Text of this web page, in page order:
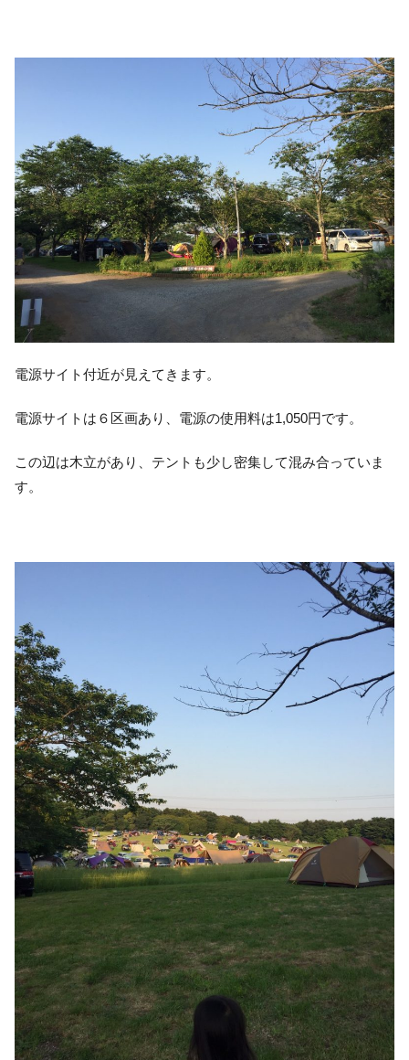
電源サイト付近が見えてきます。
電源サイトは６区画あり、電源の使用料は1,050円です。
この辺は木立があり、テントも少し密集して混み合っていま
す。